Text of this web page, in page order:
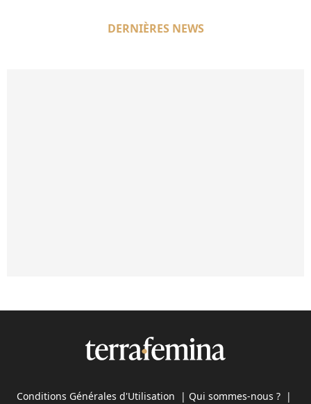
DERNIÈRES NEWS
Conditions Générales d'Utilisation | Qui sommes-nous ? |